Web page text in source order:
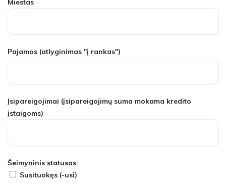
Miestas
Pajamos (atlyginimas "į rankas")
Įsipareigojimai (įsipareigojimų suma mokama kredito
įstaigoms)
Šeimyninis statusas:
Susituokęs (-usi)